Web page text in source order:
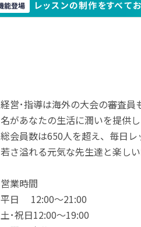
経営･指導は海外の大会の審査員
名があなたの生活に潤いを提供し
総会員数は650人を超え、毎日レ
若さ溢れる元気な先生達と楽し
営業時間
平日 12:00～21:00
土･祝日12:00～19:00